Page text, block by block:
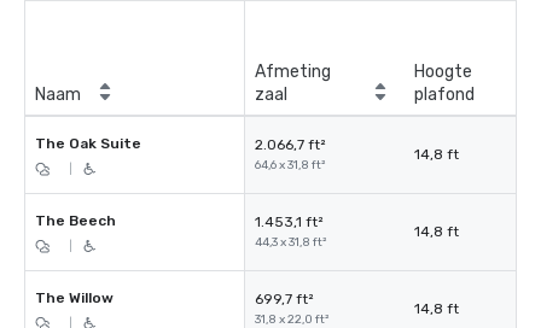
Naam
Afmeting
zaal
Hoogte
plafond
The Oak Suite 2.066,7 ft²
64,6 x 31,8 ft²
14,8 ft
The Beech 1.453,1 ft²
44,3 x 31,8 ft²
14,8 ft
The Willow 699,7 ft²
31,8 x 22,0 ft²
14,8 ft